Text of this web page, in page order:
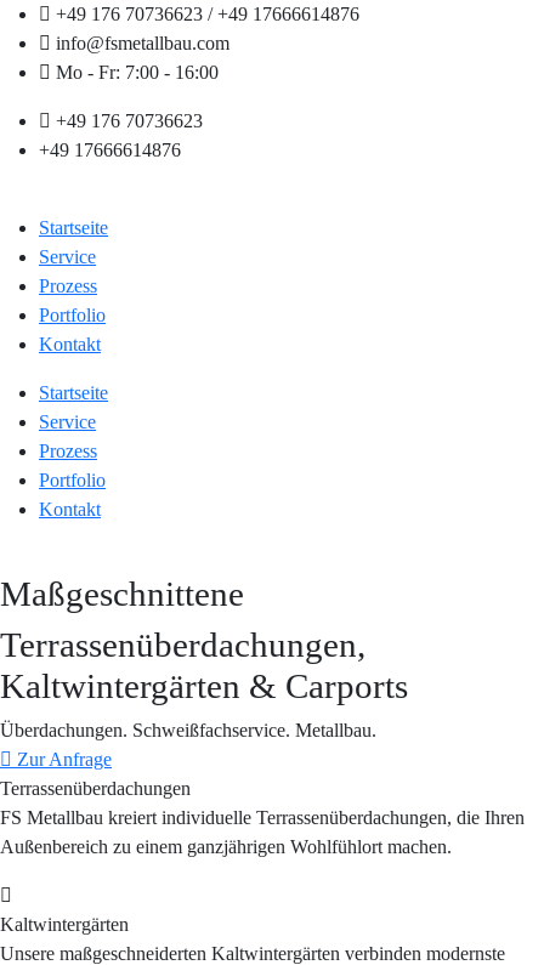
+49 176 70736623 / +49 17666614876
info@fsmetallbau.com
Mo - Fr: 7:00 - 16:00
+49 176 70736623
+49 17666614876
Startseite
Service
Prozess
Portfolio
Kontakt
Startseite
Service
Prozess
Portfolio
Kontakt
Maßgeschnittene
Terrassenüberdachungen,
Kaltwintergärten & Carports
Überdachungen. Schweißfachservice. Metallbau.
Zur Anfrage
Terrassenüberdachungen
FS Metallbau kreiert individuelle Terrassenüberdachungen, die Ihren
Außenbereich zu einem ganzjährigen Wohlfühlort machen.
Kaltwintergärten
Unsere maßgeschneiderten Kaltwintergärten verbinden modernste